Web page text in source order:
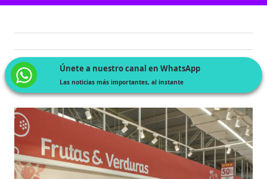
Únete a nuestro canal en WhatsApp
Las noticias más importantes, al instante